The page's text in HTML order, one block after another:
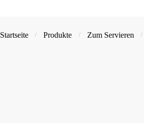
Startseite / Produkte / Zum Servieren /